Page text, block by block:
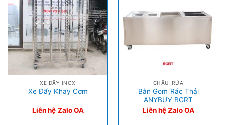
XE ĐẨY INOX
Xe Đẩy Khay Cơm
Liên hệ Zalo OA
CHẬU RỬA
Bàn Gom Rác Thải
ANYBUY BGRT
Liên hệ Zalo OA